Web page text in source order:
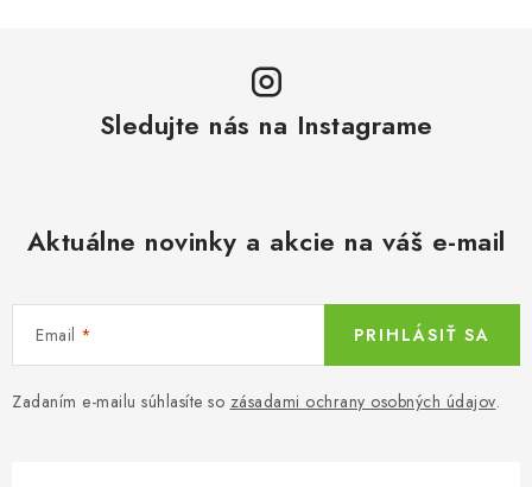
Sledujte nás na Instagrame
Aktuálne novinky a akcie na váš e-mail
Email
Zadaním e-mailu súhlasíte so zásadami ochrany osobných údajov.
PRIHLÁSIŤ SA